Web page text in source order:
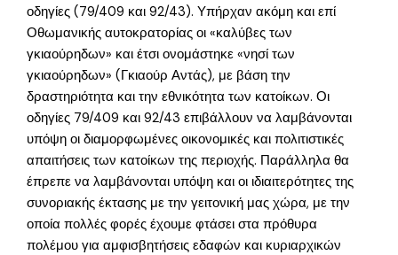
οδηγίες (79/409 και 92/43). Υπήρχαν ακόμη και επί
Οθωμανικής αυτοκρατορίας οι «καλύβες των
γκιαούρηδων» και έτσι ονομάστηκε «νησί των
γκιαούρηδων» (Γκιαούρ Αντάς), με βάση την
δραστηριότητα και την εθνικότητα των κατοίκων. Οι
οδηγίες 79/409 και 92/43 επιβάλλουν να λαμβάνονται
υπόψη οι διαμορφωμένες οικονομικές και πολιτιστικές
απαιτήσεις των κατοίκων της περιοχής. Παράλληλα θα
έπρεπε να λαμβάνονται υπόψη και οι ιδιαιτερότητες της
συνοριακής έκτασης με την γειτονική μας χώρα, με την
οποία πολλές φορές έχουμε φτάσει στα πρόθυρα
πολέμου για αμφισβητήσεις εδαφών και κυριαρχικών